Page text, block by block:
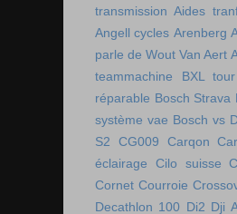
transmission Aides
Angell cycles Arenberg
parle de Wout Van Aert
teammachine
BXL tour
réparable Bosch Strava
système vae Bosch vs
S2
CG009 Carqon
éclairage
Cilo suisse
Cornet Courroie
Decathlon 100 Di2 Dji